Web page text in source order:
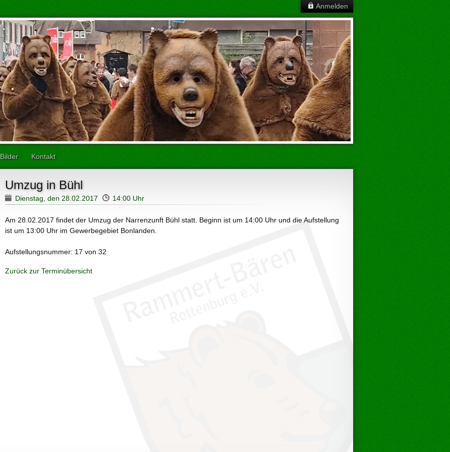
Anmelden
Bilder Kontakt
Umzug in Bühl
Dienstag, den 28.02.2017 14:00 Uhr
Am 28.02.2017 findet der Umzug der Narrenzunft Bühl statt. Beginn ist um 14:00 Uhr und die Aufstellung
ist um 13:00 Uhr im Gewerbegebiet Bonlanden.
Aufstellungsnummer: 17 von 32
Zurück zur Terminübersicht